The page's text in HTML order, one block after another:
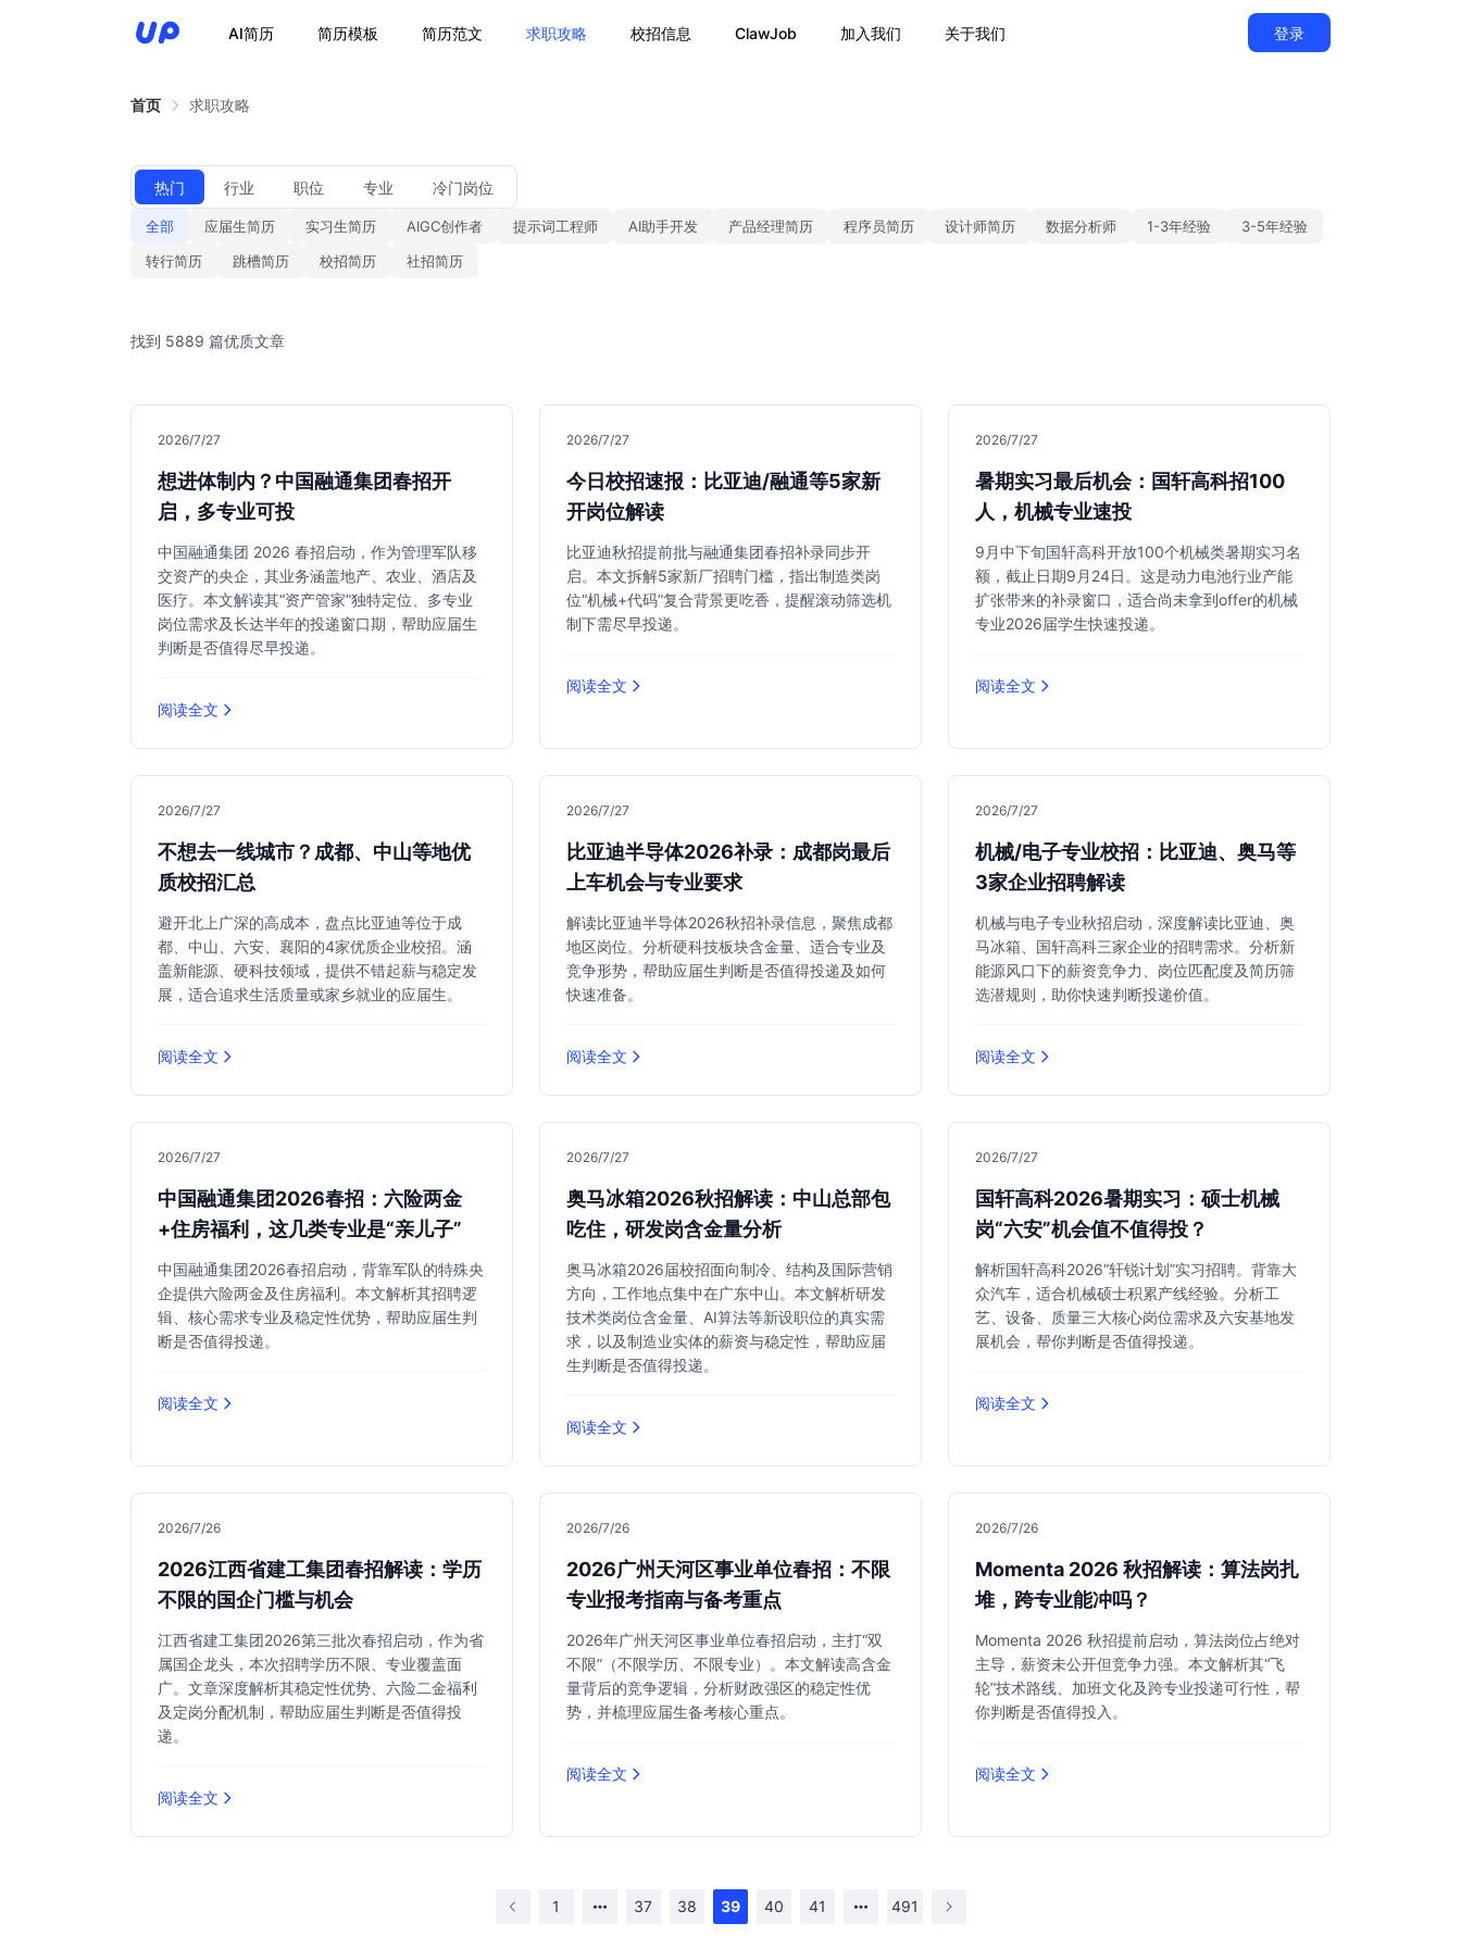
AI简历 简历模板 简历范文 求职攻略 校招信息 ClawJob 加入我们 关于我们 登录
首页 求职攻略
热门 行业 职位 专业 冷门岗位
全部 应届生简历 实习生简历 AIGC创作者 提示词工程师 AI助手开发 产品经理简历 程序员简历 设计师简历 数据分析师 1-3年经验
3-5年经验
转行简历
跳槽简历 校招简历 社招简历
找到 5889 篇优质文章
2026/7/27
想进体制内？中国融通集团春招开
启，多专业可投
中国融通集团 2026 春招启动，作为管理军队移
交资产的央企，其业务涵盖地产、农业、酒店及
医疗。本文解读其“资产管家”独特定位、多专业
岗位需求及长达半年的投递窗口期，帮助应届生
判断是否值得尽早投递。
阅读全文
2026/7/27
今日校招速报：比亚迪/融通等5家新
开岗位解读
比亚迪秋招提前批与融通集团春招补录同步开
启。本文拆解5家新厂招聘门槛，指出制造类岗
位“机械+代码”复合背景更吃香，提醒滚动筛选机
制下需尽早投递。
阅读全文
2026/7/27
暑期实习最后机会：国轩高科招100
人，机械专业速投
9月中下旬国轩高科开放100个机械类暑期实习名
额，截止日期9月24日。这是动力电池行业产能
扩张带来的补录窗口，适合尚未拿到offer的机械
专业2026届学生快速投递。
阅读全文
2026/7/27
不想去一线城市？成都、中山等地优
质校招汇总
避开北上广深的高成本，盘点比亚迪等位于成
都、中山、六安、襄阳的4家优质企业校招。涵
盖新能源、硬科技领域，提供不错起薪与稳定发
展，适合追求生活质量或家乡就业的应届生。
阅读全文
2026/7/27
比亚迪半导体2026补录：成都岗最后
上车机会与专业要求
解读比亚迪半导体2026秋招补录信息，聚焦成都
地区岗位。分析硬科技板块含金量、适合专业及
竞争形势，帮助应届生判断是否值得投递及如何
快速准备。
阅读全文
2026/7/27
机械/电子专业校招：比亚迪、奥马等
3家企业招聘解读
机械与电子专业秋招启动，深度解读比亚迪、奥
马冰箱、国轩高科三家企业的招聘需求。分析新
能源风口下的薪资竞争力、岗位匹配度及简历筛
选潜规则，助你快速判断投递价值。
阅读全文
2026/7/27
中国融通集团2026春招：六险两金
+住房福利，这几类专业是“亲儿子”
中国融通集团2026春招启动，背靠军队的特殊央
企提供六险两金及住房福利。本文解析其招聘逻
辑、核心需求专业及稳定性优势，帮助应届生判
断是否值得投递。
阅读全文
2026/7/27
奥马冰箱2026秋招解读：中山总部包
吃住，研发岗含金量分析
奥马冰箱2026届校招面向制冷、结构及国际营销
方向，工作地点集中在广东中山。本文解析研发
技术类岗位含金量、AI算法等新设职位的真实需
求，以及制造业实体的薪资与稳定性，帮助应届
生判断是否值得投递。
阅读全文
2026/7/27
国轩高科2026暑期实习：硕士机械
岗“六安”机会值不值得投？
解析国轩高科2026“轩锐计划”实习招聘。背靠大
众汽车，适合机械硕士积累产线经验。分析工
艺、设备、质量三大核心岗位需求及六安基地发
展机会，帮你判断是否值得投递。
阅读全文
2026/7/26
2026江西省建工集团春招解读：学历
不限的国企门槛与机会
江西省建工集团2026第三批次春招启动，作为省
属国企龙头，本次招聘学历不限、专业覆盖面
广。文章深度解析其稳定性优势、六险二金福利
及定岗分配机制，帮助应届生判断是否值得投
递。
阅读全文
2026/7/26
2026广州天河区事业单位春招：不限
专业报考指南与备考重点
2026年广州天河区事业单位春招启动，主打“双
不限”（不限学历、不限专业）。本文解读高含金
量背后的竞争逻辑，分析财政强区的稳定性优
势，并梳理应届生备考核心重点。
阅读全文
2026/7/26
Momenta 2026 秋招解读：算法岗扎
堆，跨专业能冲吗？
Momenta 2026 秋招提前启动，算法岗位占绝对
主导，薪资未公开但竞争力强。本文解析其“飞
轮”技术路线、加班文化及跨专业投递可行性，帮
你判断是否值得投入。
阅读全文
1 37 38 39 40 41 491